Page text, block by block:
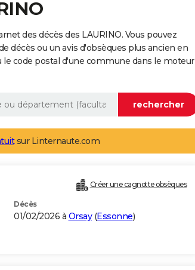
des décès des LAURINO. Vous pouvez
décès ou un avis d'obsèques plus ancien en
code postal d'une commune dans le moteur
sur Linternaute.com
Créer une cagnotte obsèques
Décès
01/02/2026 à Orsay(Essonne)